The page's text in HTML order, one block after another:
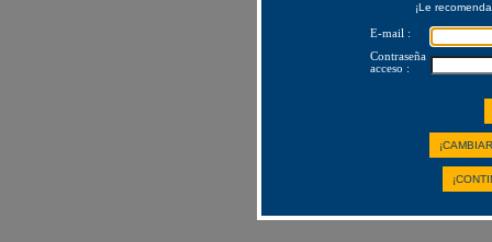
¡Le
E-mail :
Contraseña
acceso :